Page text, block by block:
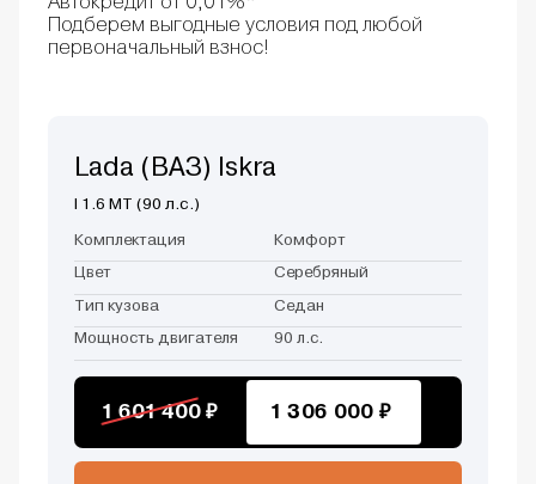
Подберем выгодные условия под любой
первоначальный взнос!
Lada (ВАЗ) Iskra
I 1.6 MT (90 л.с.)
Комплектация Комфорт
Цвет Серебряный
Тип кузова Седан
Мощность двигателя 90 л.с.
1 601 400 ₽ 1 306 000 ₽